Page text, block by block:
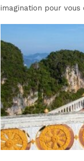
imagination pour